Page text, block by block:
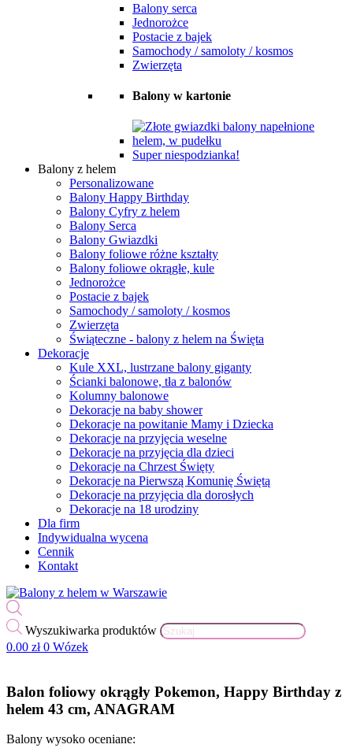
Balony serca
Jednorożce
Postacie z bajek
Samochody / samoloty / kosmos
Zwierzęta
Balony w kartonie
Super niespodzianka!
Balony z helem
Personalizowane
Balony Happy Birthday
Balony Cyfry z helem
Balony Serca
Balony Gwiazdki
Balony foliowe różne kształty
Balony foliowe okrągłe, kule
Jednorożce
Postacie z bajek
Samochody / samoloty / kosmos
Zwierzęta
Świąteczne - balony z helem na Święta
Dekoracje
Kule XXL, lustrzane balony giganty
Ścianki balonowe, tła z balonów
Kolumny balonowe
Dekoracje na baby shower
Dekoracje na powitanie Mamy i Dziecka
Dekoracje na przyjęcia weselne
Dekoracje na przyjęcia dla dzieci
Dekoracje na Chrzest Święty
Dekoracje na Pierwszą Komunię Świętą
Dekoracje na przyjęcia dla dorosłych
Dekoracje na 18 urodziny
Dla firm
Indywidualna wycena
Cennik
Kontakt
Wyszukiwarka produktów
0.00 zł 0 Wózek
Balon foliowy okrągły Pokemon, Happy Birthday z
helem 43 cm, ANAGRAM
Balony wysoko oceniane: